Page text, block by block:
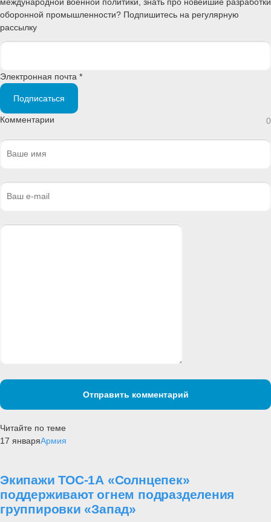
оборонной промышленности? Подпишитесь на регулярную
рассылку
Электронная почта *
Подписаться
Комментарии 0
Отправить комментарий
Читайте по теме
17 январяАрмия
Экипажи ТОС-1А «Солнцепек»
поддерживают огнем подразделения
группировки «Запад»